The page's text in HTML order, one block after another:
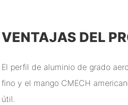
VENTAJAS DEL
El perfil de aluminio de grado
fino y el mango CMECH
útil.